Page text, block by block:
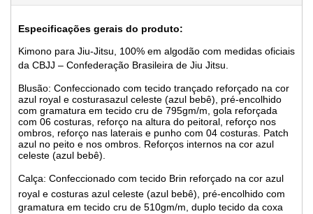
Especificações gerais do produto:
Kimono para Jiu-Jitsu, 100% em algodão com medidas oficiais
da CBJJ – Confederação Brasileira de Jiu Jitsu.
Blusão: Confeccionado com tecido trançado reforçado na cor
azul royal e costurasazul celeste (azul bebê) , pré-encolhido
com gramatura em tecido cru de 795gm/m, gola reforçada
com 06 costuras, reforço na altura do peitoral, reforço nos
ombros, reforço nas laterais e punho com 04 costuras. Patch
azul no peito e nos ombros. Reforços internos na cor azul
celeste (azul bebê).
Calça: Confeccionado com tecido Brin reforçado na cor azul
royal e costuras azul celeste (azul bebê) , pré-encolhido com
gramatura em tecido cru de 510gm/m, duplo tecido da coxa